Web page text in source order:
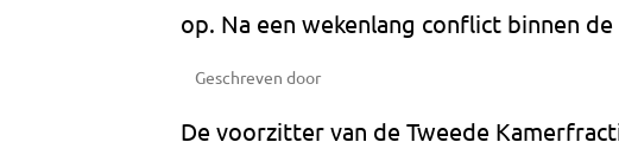
op. Na een wekenlang conflict binnen
Geschreven door
De voorzitter van de Tweede